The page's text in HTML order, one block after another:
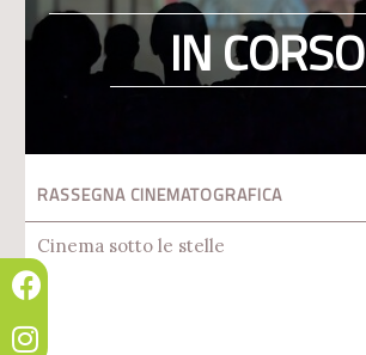
IN CORSO
RASSEGNA CINEMATOGRAFICA
Cinema sotto le stelle